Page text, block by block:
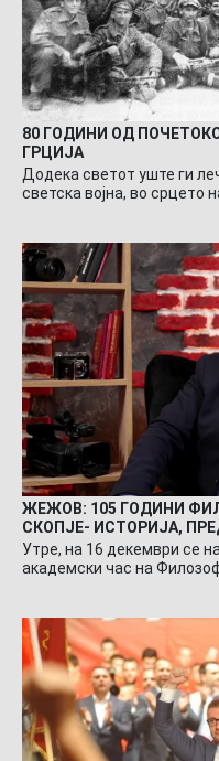
80 ГОДИНИ ОД
ГРЦИЈА
Додека светот уште ги
светска војна, во срцето
ЖЕЖОВ: 105 ГОДИНИ
СКОПЈЕ- ИСТОРИЈА,
Утре, на 16 декември се
академски час на